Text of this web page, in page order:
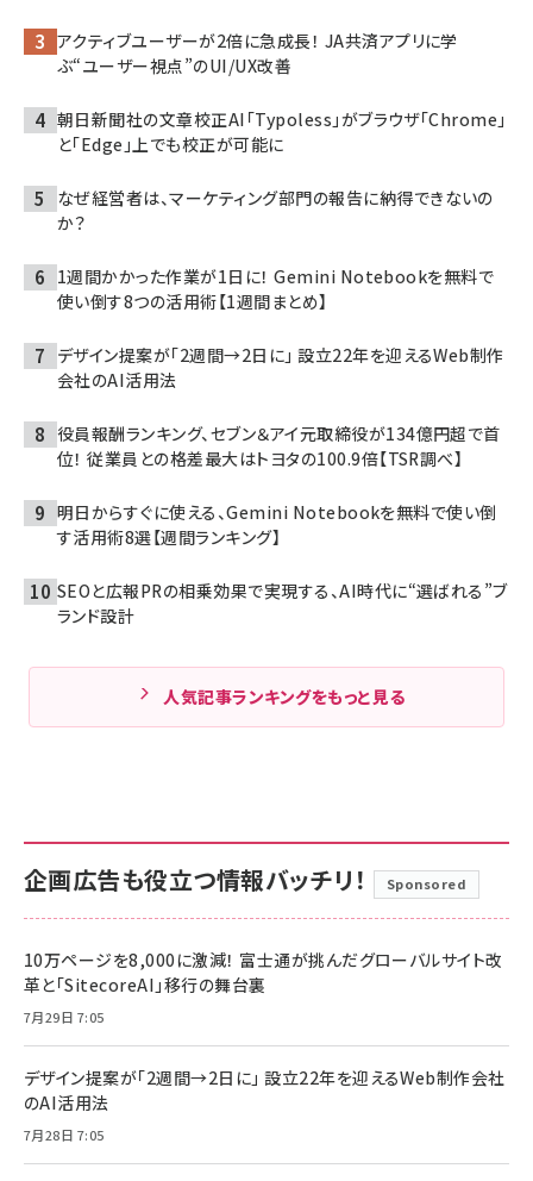
アクティブユーザーが2倍に急成長！ JA共済アプリに学
ぶ“ユーザー視点”のUI/UX改善
朝日新聞社の文章校正AI「Typoless」がブラウザ「Chrome」
と「Edge」上でも校正が可能に
なぜ経営者は、マーケティング部門の報告に納得できないの
か？
1週間かかった作業が1日に！ Gemini Notebookを無料で
使い倒す8つの活用術【1週間まとめ】
デザイン提案が「2週間→2日に」 設立22年を迎えるWeb制作
会社のAI活用法
役員報酬ランキング、セブン＆アイ元取締役が134億円超で首
位！ 従業員との格差最大はトヨタの100.9倍【TSR調べ】
明日からすぐに使える、Gemini Notebookを無料で使い倒
す活用術8選【週間ランキング】
SEOと広報PRの相乗効果で実現する、AI時代に“選ばれる”ブ
ランド設計
人気記事ランキングをもっと見る
企画広告も役立つ情報バッチリ！ Sponsored
10万ページを8,000に激減！ 富士通が挑んだグローバルサイト改
革と「SitecoreAI」移行の舞台裏
7月29日 7:05
デザイン提案が「2週間→2日に」 設立22年を迎えるWeb制作会社
のAI活用法
7月28日 7:05